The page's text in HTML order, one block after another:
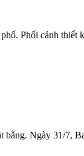
Phối cảnh thiết
Ngày 31/7,